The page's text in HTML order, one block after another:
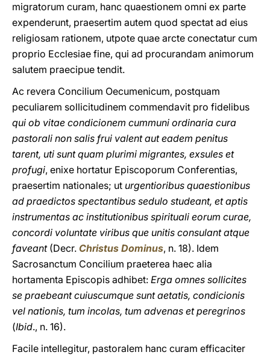
migratorum curam, hanc quaestionem omni ex parte
expenderunt, praesertim autem quod spectat ad eius
religiosam rationem, utpote quae arcte conectatur cum
proprio Ecclesiae fine, qui ad procurandam animorum
salutem praecipue tendit.
Ac revera Concilium Oecumenicum, postquam
peculiarem sollicitudinem commendavit pro fidelibus
qui ob vitae condicionem cummuni ordinaria cura
pastorali non salis frui valent aut eadem penitus
tarent, uti sunt quam plurimi migrantes, exsules et
profugi, enixe hortatur Episcoporum Conferentias,
praesertim nationales; ut urgentioribus quaestionibus
ad praedictos spectantibus sedulo studeant, et aptis
instrumentas ac institutionibus spirituali eorum curae,
concordi voluntate viribus que unitis consulant atque
faveant(Decr. Christus Dominus, n. 18). Idem
Sacrosanctum Concilium praeterea haec alia
hortamenta Episcopis adhibet: Erga omnes sollicites
se praebeant cuiuscumque sunt aetatis, condicionis
vel nationis, tum incolas, tum advenas et peregrinos
(Ibid., n. 16).
Facile intellegitur, pastoralem hanc curam efficaciter